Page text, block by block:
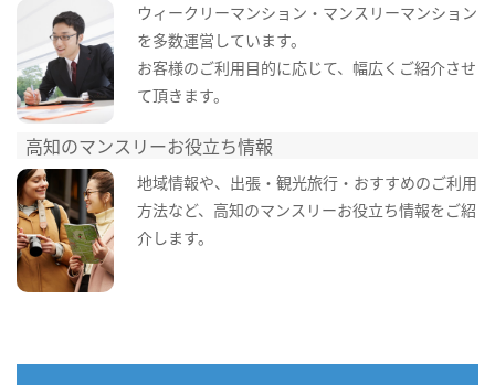
ウィークリーマンション・マンスリーマンション
を多数運営しています。
お客様のご利用目的に応じて、幅広くご紹介させ
て頂きます。
高知のマンスリーお役立ち情報
地域情報や、出張・観光旅行・おすすめのご利用
方法など、高知のマンスリーお役立ち情報をご紹
介します。